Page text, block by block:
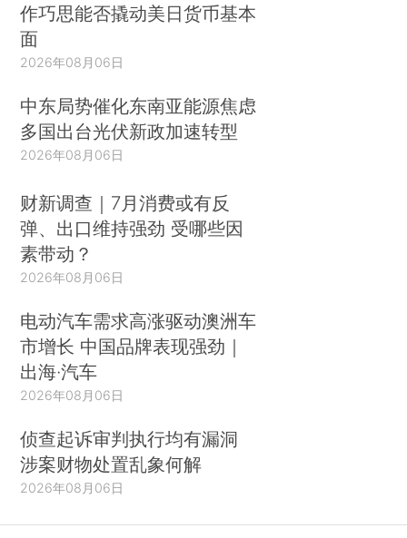
作巧思能否撬动美日货币基本
面
2026年08月06日
中东局势催化东南亚能源焦虑
多国出台光伏新政加速转型
2026年08月06日
财新调查｜7月消费或有反
弹、出口维持强劲 受哪些因
素带动？
2026年08月06日
电动汽车需求高涨驱动澳洲车
市增长 中国品牌表现强劲｜
出海·汽车
2026年08月06日
侦查起诉审判执行均有漏洞
涉案财物处置乱象何解
2026年08月06日